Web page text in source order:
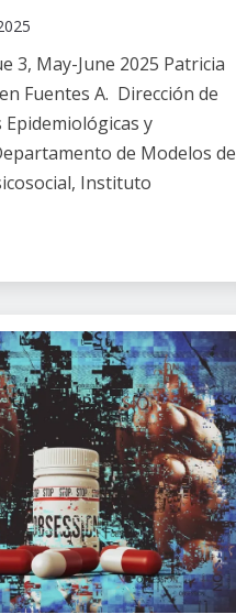
Gallardo
3, May-June 2025 Patricia
Fuentes A. Dirección de
y
de Modelos de
Instituto